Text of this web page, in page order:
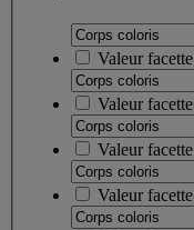
Valeur facette
Valeur facette
Valeur facette
Valeur facette